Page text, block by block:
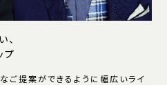
、
プ
ご提案ができるように幅広いライ